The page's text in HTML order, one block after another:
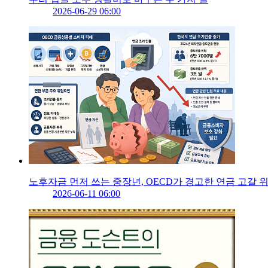
2026-06-29 06:00
노후자금 먼저 쓰는 중장년, OECD가 경고한 연금 고갈
2026-06-11 06:00